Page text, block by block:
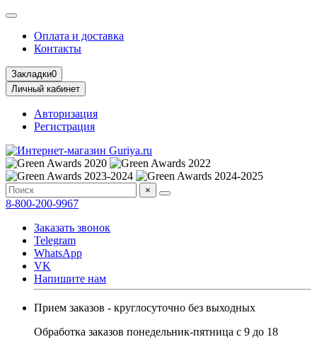
Оплата и доставка
Контакты
Закладки0
Личный кабинет
Авторизация
Регистрация
×
8-800-200-9967
Заказать звонок
Telegram
WhatsApp
VK
Напишите нам
Прием заказов - круглосуточно без выходных
Обработка заказов понедельник-пятница с 9 до 18